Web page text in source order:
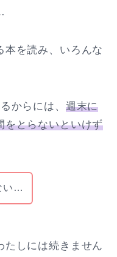
本を読み、いろんな
からには、 週末に
をとらないといけず
い…
たしには続きません